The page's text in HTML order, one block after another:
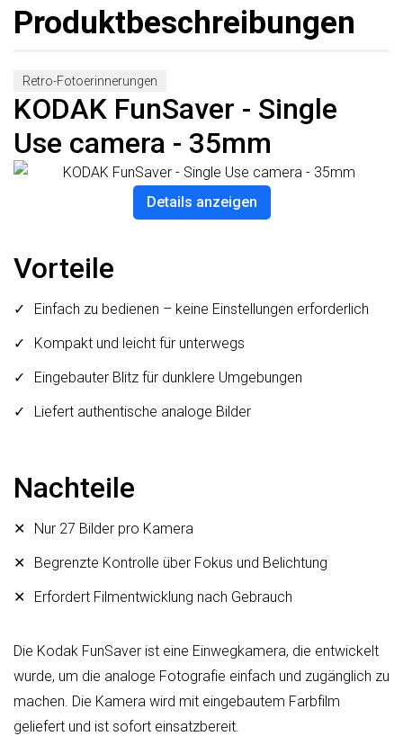
Produktbeschreibungen
Retro-Fotoerinnerungen
KODAK FunSaver - Single
Use camera - 35mm
Die Kodak FunSaver ist eine Einwegkamera, die entwickelt
wurde, um die analoge Fotografie einfach und zugänglich zu
machen. Die Kamera wird mit eingebautem Farbfilm
geliefert und ist sofort einsatzbereit.
Vorteile
Einfach zu bedienen – keine Einstellungen erforderlich
Kompakt und leicht für unterwegs
Eingebauter Blitz für dunklere Umgebungen
Liefert authentische analoge Bilder
Nachteile
Nur 27 Bilder pro Kamera
Begrenzte Kontrolle über Fokus und Belichtung
Erfordert Filmentwicklung nach Gebrauch
Details anzeigen